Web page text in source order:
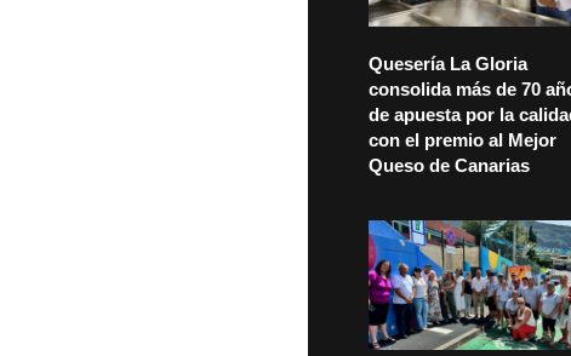
Quesería La Gloria
consolida más de 70
de apuesta por la
con el premio al Mejor
Queso de Canarias